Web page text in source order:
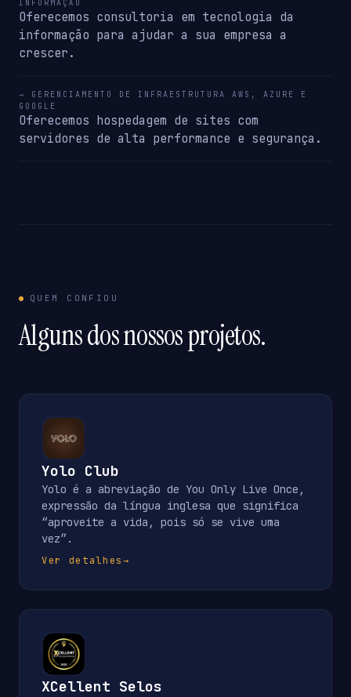
INFORMAÇÃO
Oferecemos consultoria em tecnologia da
informação para ajudar a sua empresa a
crescer.
→ GERENCIAMENTO DE INFRAESTRUTURA AWS, AZURE E
GOOGLE
Oferecemos hospedagem de sites com
servidores de alta performance e segurança.
QUEM CONFIOU
Alguns dos nossos projetos.
Yolo Club
Yolo é a abreviação de You Only Live Once,
expressão da língua inglesa que significa
“aproveite a vida, pois só se vive uma
vez”.
Ver detalhes→
XCellent Selos